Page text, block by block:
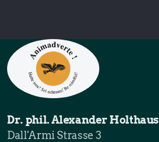
Dr. phil. Alexander Holthaus
Dall'Armi Strasse 3